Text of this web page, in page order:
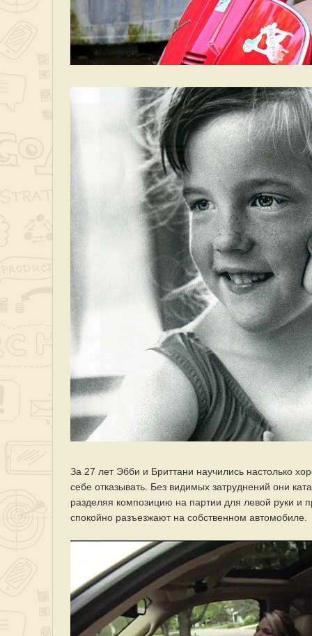
За 27 лет Эбби и Бриттани научились настолько
себе отказывать. Без видимых затруднений они
разделяя композицию на партии для левой руки и
спокойно разъезжают на собственном автомобиле.